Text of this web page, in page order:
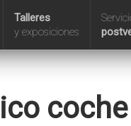
Talleres
y exposiciones